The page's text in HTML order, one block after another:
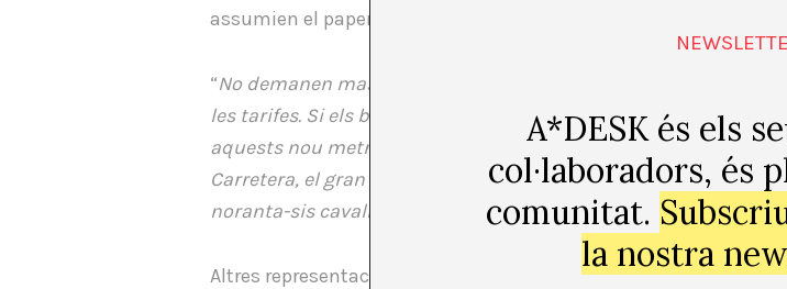
assumien el paper d’un conductor i d’un passatger en un dels
“No demanen massa pel que fa a salaris, només volem una
les tarifes. Si els bitllets costen una lliura cada un, per què
aquests nou metres de llarg per tres d’ample, dins aquest
Carretera, el gran sis rodes, London Transport, amb motor
noranta-sis cavalls de força! Subjectin-se bé, si us plau, ding
Altres representacions són més fosques, a la cançó de The Jam
A*DESK és els
col·laboradors, és
comunitat.
la nostra